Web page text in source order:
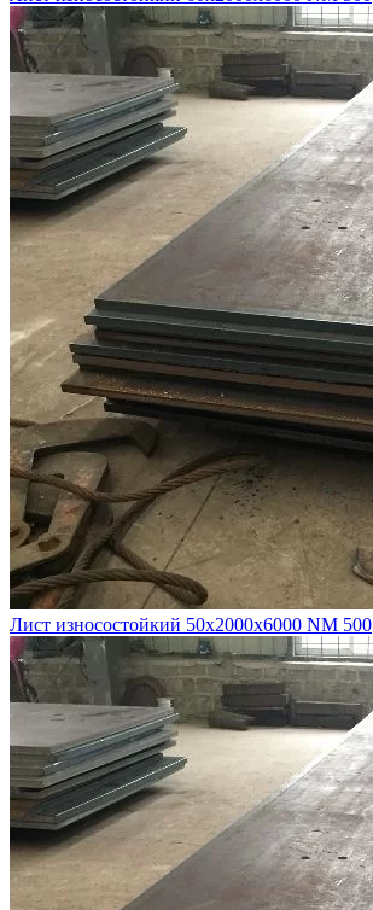
Лист износостойкий 50х2000х6000 NM 500